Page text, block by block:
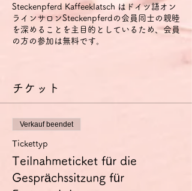
Steckenpferd Kaffeeklatsch はドイツ語オン
ラインサロンSteckenpferdの会員同士の親睦
を深めることを主目的としているため、会員
の方の参加は無料です。
だきます。
チケット
Verkauf beendet
Tickettyp
Teilnahmeticket für die
Gesprächssitzung für